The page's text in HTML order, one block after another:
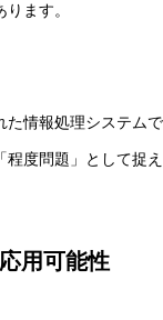
ます。
情報処理システム
度問題」として捉
用可能性